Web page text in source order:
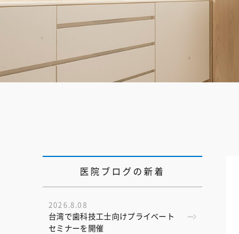
医院ブログの新着
2026.8.08
台湾で歯科技工士向けプライベート
セミナーを開催